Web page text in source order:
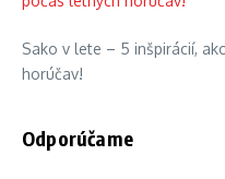
Sako v lete – 5 inšpirácií,
horúčav!
Odporúčame